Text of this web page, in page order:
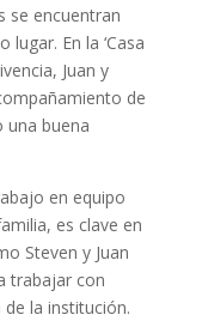
se encuentran
En la ‘Casa
Juan y
de
una buena
en equipo
es clave en
Steven y Juan
trabajar con
la institución.